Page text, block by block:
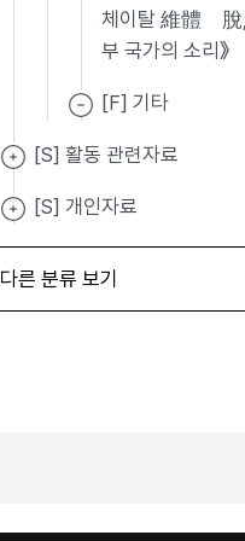
체이탈 維體離脫
부 국가의 소리》
[F] 기타
[S] 활동 관련자료
[S] 개인자료
다른 분류 보기